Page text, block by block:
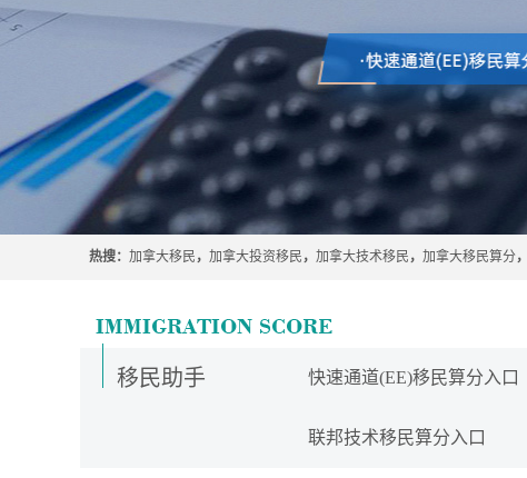
热搜： 加拿大移民 ， 加拿大投资移民 ， 加拿大技术移民 ， 加拿大移民算分，
移民助手 快速通道(EE)移民算分入口
联邦技术移民算分入口